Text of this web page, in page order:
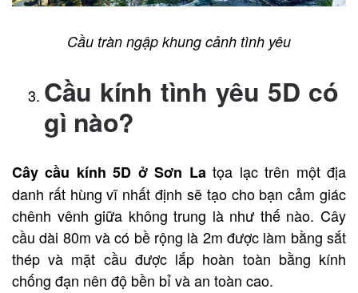
Cầu tràn ngập khung cảnh tình yêu
Cầu kính tình yêu 5D có
gì nào?
Cây cầu kính 5D ở Sơn La tọa lạc trên một địa
danh rất hùng vĩ nhất định sẽ tạo cho bạn cảm giác
chênh vênh giữa không trung là như thế nào. Cây
cầu dài 80m và có bề rộng là 2m được làm bằng sắt
thép và mặt cầu được lắp hoàn toàn bằng kính
chống đạn nên độ bền bỉ và an toàn cao.